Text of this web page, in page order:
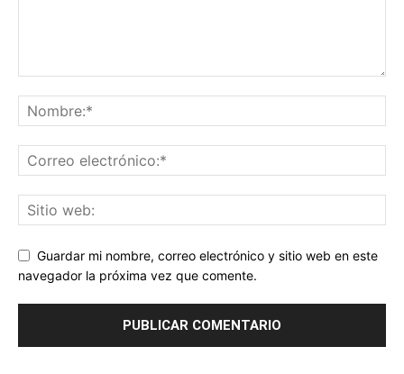
Guardar mi nombre, correo electrónico y sitio web en este
navegador la próxima vez que comente.